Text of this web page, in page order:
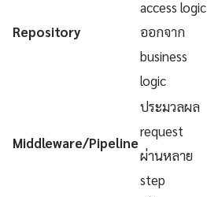
Repository
access logic
ออกจาก
business
logic
Middleware/Pipeline
ประมวลผล
request
ผ่านหลาย
step